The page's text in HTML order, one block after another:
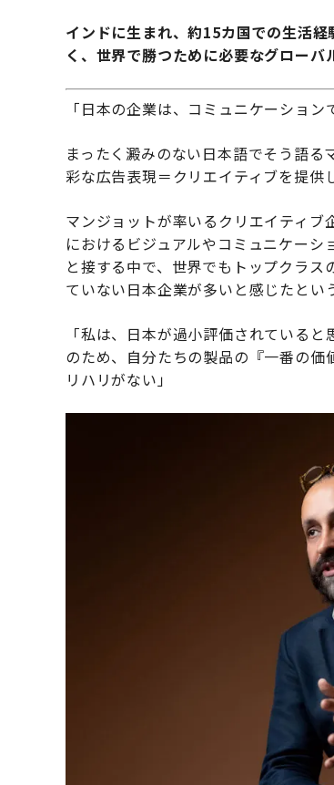
インドに生まれ、約15カ国での生活
く、世界で勝つために必要なグロー
「日本の企業は、コミュニケーショ
まったく澱みのない日本語でそう語
彩な広告表現＝クリエイティブを提供
マンジョットが率いるクリエイティ
におけるビジュアルやコミュニケー
と接する中で、世界でもトップクラ
ていない日本企業が多いと感じたとい
「私は、日本が過小評価されている
のため、自分たちの製品の『一番の
リハリがない」